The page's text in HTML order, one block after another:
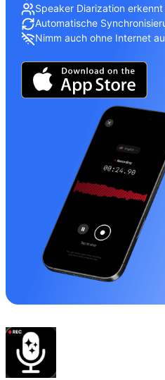
Speaker Diarization
Automatische
Nimm auch ohne Internet